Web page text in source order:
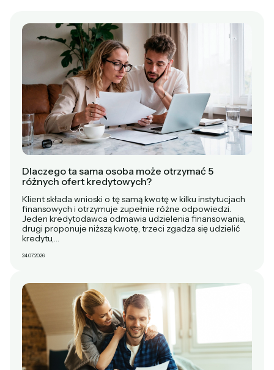
Dlaczego ta sama osoba może otrzymać 5
różnych ofert kredytowych?
Klient składa wnioski o tę samą kwotę w kilku instytucjach
finansowych i otrzymuje zupełnie różne odpowiedzi.
Jeden kredytodawca odmawia udzielenia finansowania,
drugi proponuje niższą kwotę, trzeci zgadza się udzielić
kredytu,…
24.07.2026